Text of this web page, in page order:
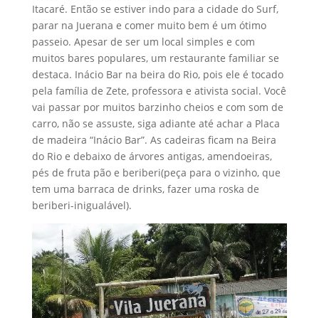
Itacaré. Então se estiver indo para a cidade do Surf,
parar na Juerana e comer muito bem é um ótimo
passeio. Apesar de ser um local simples e com
muitos bares populares, um restaurante familiar se
destaca. Inácio Bar na beira do Rio, pois ele é tocado
pela família de Zete, professora e ativista social. Você
vai passar por muitos barzinho cheios e com som de
carro, não se assuste, siga adiante até achar a Placa
de madeira “Inácio Bar”. As cadeiras ficam na Beira
do Rio e debaixo de árvores antigas, amendoeiras,
pés de fruta pão e beriberi(peça para o vizinho, que
tem uma barraca de drinks, fazer uma roska de
beriberi-inigualável).